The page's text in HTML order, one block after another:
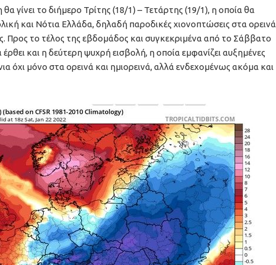
γίνει το διήμερο Τρίτης (18/1) – Τετάρτης (19/1), η οποία θα
και Νότια Ελλάδα, δηλαδή παροδικές χιονοπτώσεις στα ορεινά
Προς το τέλος της εβδομάδος και συγκεκριμένα από το Σάββατο
και η δεύτερη ψυχρή εισβολή, η οποία εμφανίζει αυξημένες
όχι μόνο στα ορεινά και ημιορεινά, αλλά ενδεχομένως ακόμα και